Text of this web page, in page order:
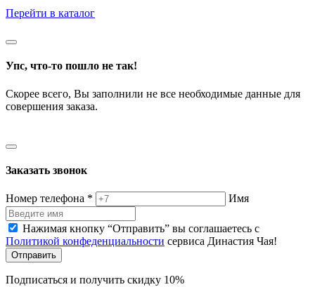
Перейти в каталог
Упс, что-то пошло не так!
Скорее всего, Вы заполнили не все необходимые данные для
совершения заказа.
Заказать звонок
Номер телефона * Имя
Нажимая кнопку “Отправить” вы соглашаетесь с
Политикой конфеденциальности сервиса Династия Чая!
Отправить
Подписаться и получить скидку 10%